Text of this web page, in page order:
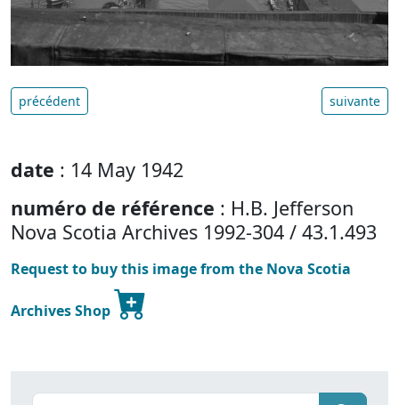
précédent suivante
date : 14 May 1942
numéro de référence : H.B. Jefferson
Nova Scotia Archives 1992-304 / 43.1.493
Request to buy this image from the Nova Scotia
Archives Shop